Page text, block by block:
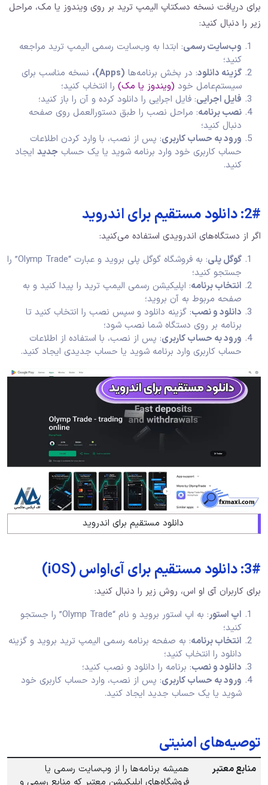
برای دریافت نسخه دسکتاپ الیمپ ترید بر روی ویندوز یا مک، مراحل
زیر را دنبال کنید:
وب‌سایت رسمی: ابتدا به وب‌سایت رسمی الیمپ ترید مراجعه
کنید؛
گزینه دانلود: در بخش برنامه‌ها (Apps)،
نسخه مناسب برای
سیستم‌عامل خود (ویندوز یا مک) را انتخاب کنید؛
فایل اجرایی: فایل اجرایی را دانلود کرده و آن را باز کنید؛
نصب برنامه: مراحل نصب را طبق دستورالعمل روی صفحه
دنبال کنید؛
ورود به حساب کاربری: پس از نصب، با وارد کردن اطلاعات
حساب کاربری خود وارد برنامه شوید یا یک حساب جدید ایجاد
کنید.
2#: دانلود مستقیم برای اندروید
اگر از دستگاه‌های اندرویدی استفاده می‌کنید:
گوگل پلی
: به فروشگاه گوگل پلی بروید و عبارت “Olymp Trade” را
جستجو کنید؛
انتخاب برنامه: اپلیکیشن رسمی الیمپ ترید را پیدا کنید و به
صفحه مربوط به آن بروید؛
دانلود و نصب: گزینه دانلود و سپس نصب را انتخاب کنید تا
برنامه بر روی دستگاه شما نصب شود؛
ورود به حساب کاربری: پس از نصب، با استفاده از اطلاعات
حساب کاربری وارد برنامه شوید یا حساب جدیدی ایجاد کنید.
دانلود مستقیم برای اندروید
3#: دانلود مستقیم برای آی‌او‌اس (iOS)
برای کاربران آی‌ او‌ اس، روش زیر را دنبال کنید:
اپ استور
: به اپ استور بروید و نام “Olymp Trade” را جستجو
کنید؛
انتخاب برنامه: به صفحه برنامه رسمی الیمپ ترید بروید و گزینه
دانلود را انتخاب کنید؛
دانلود و نصب: برنامه را دانلود و نصب کنید؛
ورود به حساب کاربری: پس از نصب، وارد حساب کاربری خود
شوید یا یک حساب جدید ایجاد کنید.
توصیه‌های امنیتی
منابع معتبر
همیشه برنامه‌ها را از وب‌سایت رسمی یا